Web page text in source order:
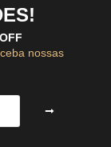
nossas